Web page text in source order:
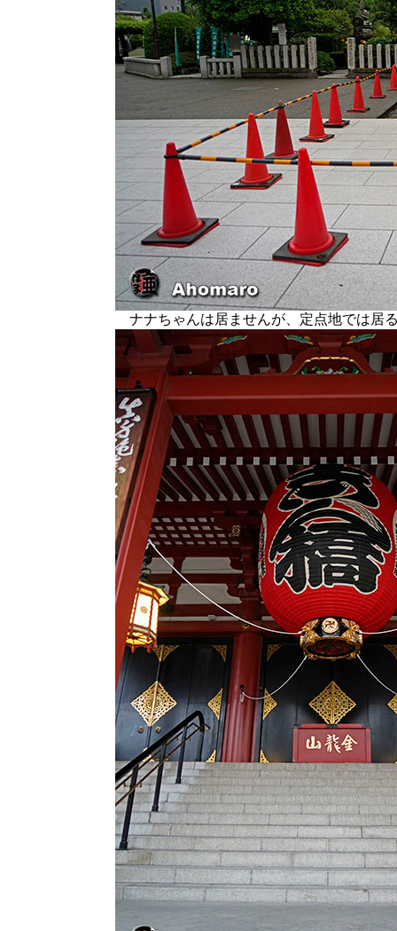
ナナちゃんは居ませんが、定点地では居